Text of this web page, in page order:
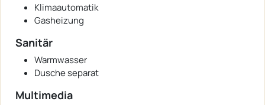
Klimaautomatik
Gasheizung
Sanitär
Warmwasser
Dusche separat
Multimedia